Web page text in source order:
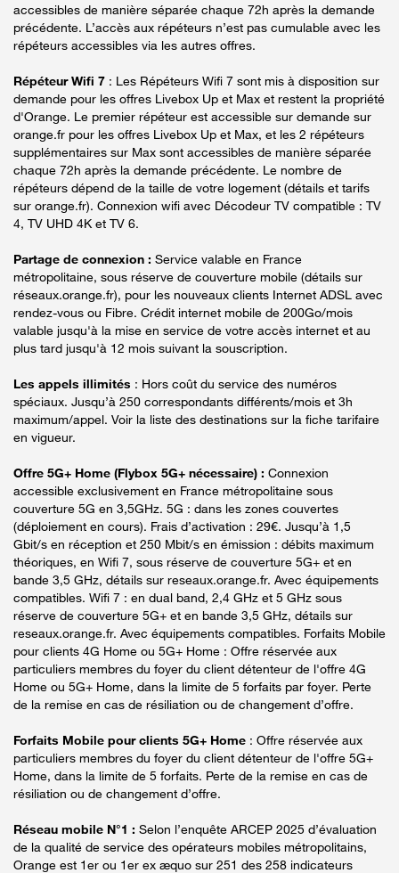
accessibles de manière séparée chaque 72h après la demande
précédente. L’accès aux répéteurs n’est pas cumulable avec les
répéteurs accessibles via les autres offres.
Répéteur Wifi 7 : Les Répéteurs Wifi 7 sont mis à disposition sur
demande pour les offres Livebox Up et Max et restent la propriété
d'Orange. Le premier répéteur est accessible sur demande sur
orange.fr pour les offres Livebox Up et Max, et les 2 répéteurs
supplémentaires sur Max sont accessibles de manière séparée
chaque 72h après la demande précédente. Le nombre de
répéteurs dépend de la taille de votre logement (détails et tarifs
sur orange.fr). Connexion wifi avec Décodeur TV compatible : TV
4, TV UHD 4K et TV 6.
Partage de connexion : Service valable en France
métropolitaine, sous réserve de couverture mobile (détails sur
réseaux.orange.fr), pour les nouveaux clients Internet ADSL avec
rendez-vous ou Fibre. Crédit internet mobile de 200Go/mois
valable jusqu'à la mise en service de votre accès internet et au
plus tard jusqu'à 12 mois suivant la souscription.
Les appels illimités : Hors coût du service des numéros
spéciaux. Jusqu’à 250 correspondants différents/mois et 3h
maximum/appel. Voir la liste des destinations sur la fiche tarifaire
en vigueur.
Offre 5G+ Home (Flybox 5G+ nécessaire) : Connexion
accessible exclusivement en France métropolitaine sous
couverture 5G en 3,5GHz. 5G : dans les zones couvertes
(déploiement en cours). Frais d’activation : 29€. Jusqu’à 1,5
Gbit/s en réception et 250 Mbit/s en émission : débits maximum
théoriques, en Wifi 7, sous réserve de couverture 5G+ et en
bande 3,5 GHz, détails sur reseaux.orange.fr. Avec équipements
compatibles. Wifi 7 : en dual band, 2,4 GHz et 5 GHz sous
réserve de couverture 5G+ et en bande 3,5 GHz, détails sur
reseaux.orange.fr. Avec équipements compatibles. Forfaits Mobile
pour clients 4G Home ou 5G+ Home : Offre réservée aux
particuliers membres du foyer du client détenteur de l'offre 4G
Home ou 5G+ Home, dans la limite de 5 forfaits par foyer. Perte
de la remise en cas de résiliation ou de changement d’offre.
Forfaits Mobile pour clients 5G+ Home : Offre réservée aux
particuliers membres du foyer du client détenteur de l'offre 5G+
Home, dans la limite de 5 forfaits. Perte de la remise en cas de
résiliation ou de changement d’offre.
Réseau mobile N°1 : Selon l’enquête ARCEP 2025 d’évaluation
de la qualité de service des opérateurs mobiles métropolitains,
Orange est 1er ou 1er ex æquo sur 251 des 258 indicateurs